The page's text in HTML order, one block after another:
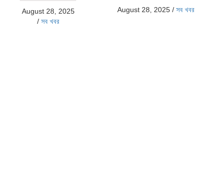
August 28, 2025
/ সব খবর
August 28, 2025/ সব খবর